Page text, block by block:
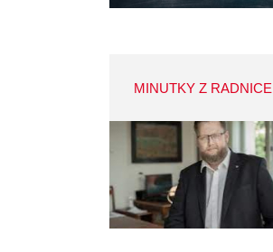
MINUTKY Z RADNICE